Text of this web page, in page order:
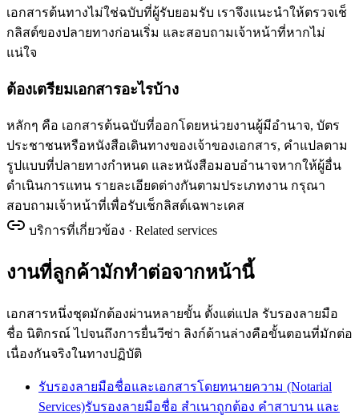
เอกสารต้นทางไม่ใช่ฉบับที่ผู้รับยอมรับ เราจึงแนะนำให้ตรวจเช็
กลิสต์ของปลายทางก่อนเริ่ม และสอบถามเจ้าหน้าที่หากไม่
แน่ใจ
ต้องเตรียมเอกสารอะไรบ้าง
หลักๆ คือ เอกสารต้นฉบับที่ออกโดยหน่วยงานผู้มีอำนาจ, บัตร
ประชาชนหรือหนังสือเดินทางของเจ้าของเอกสาร, คำแปลตาม
รูปแบบที่ปลายทางกำหนด และหนังสือมอบอำนาจหากให้ผู้อื่น
ดำเนินการแทน รายละเอียดต่างกันตามประเภทงาน กรุณา
สอบถามเจ้าหน้าที่เพื่อรับเช็กลิสต์เฉพาะเคส
บริการที่เกี่ยวข้อง · Related services
งานที่ลูกค้ามักทำต่อจากหน้านี้
เอกสารหนึ่งชุดมักต้องผ่านหลายขั้น ตั้งแต่แปล รับรองลายมือ
ชื่อ นิติกรณ์ ไปจนถึงการยื่นวีซ่า ลิงก์ด้านล่างคือขั้นตอนที่มักต่อ
เนื่องกันจริงในทางปฏิบัติ
รับรองลายมือชื่อและเอกสารโดยทนายความ (Notarial
Services)รับรองลายมือชื่อ สำเนาถูกต้อง คำสาบาน และ